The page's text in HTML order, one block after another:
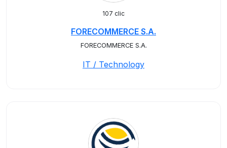
107 clic
FORECOMMERCE S.A.
FORECOMMERCE S.A.
IT / Technology